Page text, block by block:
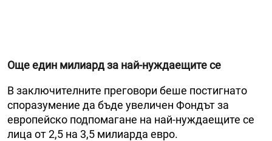
Още един милиард за най-нуждаещите се
В заключителните преговори беше постигнато
споразумение да бъде увеличен Фондът за
европейско подпомагане на най-нуждаещите се
лица от 2,5 на 3,5 милиарда евро.